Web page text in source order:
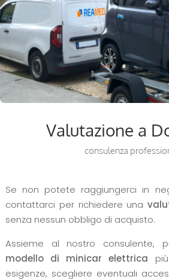
Valutazione a
consulenza
Se non potete raggiungerci in
contattarci per richiedere una
senza nessun obbligo di acquisto.
Assieme al nostro consulente,
modello di minicar elettrica
esigenze, scegliere eventuali